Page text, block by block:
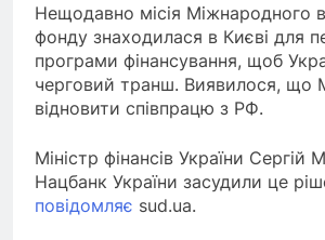
Нещодавно місія Міжнародного
фонду знаходилася в Києві для
програми фінансування, щоб
черговий транш. Виявилося, що
відновити співпрацю з РФ.
Міністр фінансів України Сергій
Нацбанк України засудили це
повідомляє sud.ua.